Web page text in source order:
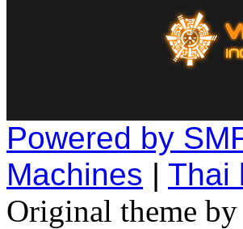
Powered by
Machines | Thai
Original theme by